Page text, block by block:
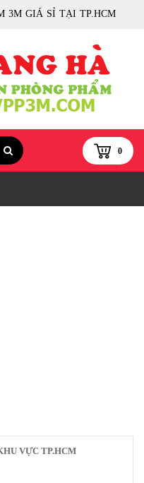
3M GIÁ SỈ TẠI TP.HCM
0
VỰC TP.HCM